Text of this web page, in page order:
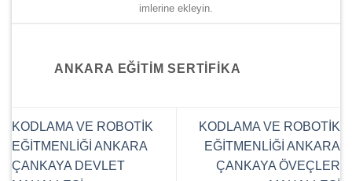
imlerine ekleyin.
ANKARA EĞITIM SERTIFIKA
KODLAMA VE ROBOTİK
EĞİTMENLİĞİ ANKARA
ÇANKAYA DEVLET
KODLAMA VE ROBOTİK
EĞİTMENLİĞİ ANKARA
ÇANKAYA ÖVEÇLER